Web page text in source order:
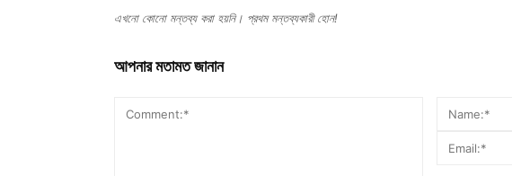
এখনো কোনো মন্তব্য করা হয়নি। প্রথম মন্তব্যকারী হোন!
আপনার মতামত জানান